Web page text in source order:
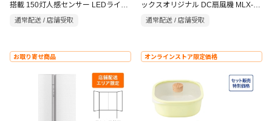
搭載 150灯人感センサー LEDライト
通常配送 / 店舗受取
ックスオリジナル DC扇風機 MLX-
通常配送 / 店舗受取
お取り寄せ商品 オンラインストア限定価格